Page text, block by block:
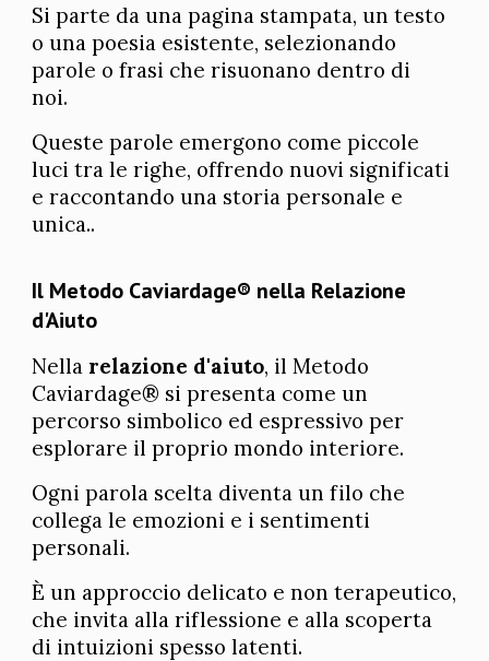
Si parte da una pagina stampata, un testo
o una poesia esistente, selezionando
parole o frasi che risuonano dentro di
noi.
Queste parole emergono come piccole
luci tra le righe, offrendo nuovi significati
e raccontando una storia personale e
unica..
Il Metodo Caviardage® nella Relazione
d'Aiuto
Nella relazione d'aiuto, il Metodo
Caviardage® si presenta come un
percorso simbolico ed espressivo per
esplorare il proprio mondo interiore.
Ogni parola scelta diventa un filo che
collega le emozioni e i sentimenti
personali.
È un approccio delicato e non terapeutico,
che invita alla riflessione e alla scoperta
di intuizioni spesso latenti.